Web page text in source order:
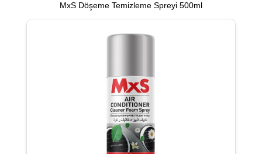
MxS Döşeme Temizleme Spreyi 500ml